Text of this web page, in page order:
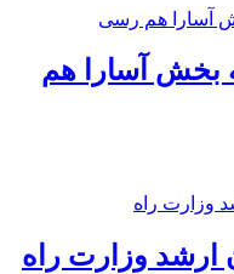
بخش آسارا هم
ارشد وزارت راه